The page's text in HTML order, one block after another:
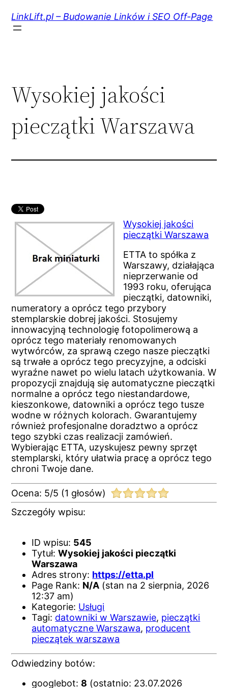
treści
LinkLift.pl – Budowanie Linków i SEO Off-Page
Wysokiej jakości
pieczątki Warszawa
Wysokiej jakości
pieczątki Warszawa
ETTA to spółka z
Warszawy, działająca
nieprzerwanie od
1993 roku, oferująca
pieczątki, datowniki,
numeratory a oprócz tego przybory
stemplarskie dobrej jakości. Stosujemy
innowacyjną technologię fotopolimerową a
oprócz tego materiały renomowanych
wytwórców, za sprawą czego nasze pieczątki
są trwałe a oprócz tego precyzyjne, a odciski
wyraźne nawet po wielu latach użytkowania. W
propozycji znajdują się automatyczne pieczątki
normalne a oprócz tego niestandardowe,
kieszonkowe, datowniki a oprócz tego tusze
wodne w różnych kolorach. Gwarantujemy
również profesjonalne doradztwo a oprócz
tego szybki czas realizacji zamówień.
Wybierając ETTA, uzyskujesz pewny sprzęt
stemplarski, który ułatwia pracę a oprócz tego
chroni Twoje dane.
Ocena: 5/5 (1 głosów)
Szczegóły wpisu:
ID wpisu: 545
Tytuł:Wysokiej jakości pieczątki
Warszawa
Adres strony: https://etta.pl
Page Rank: N/A (stan na 2 sierpnia, 2026
12:37 am)
Kategorie: Usługi
Tagi: datowniki w Warszawie, pieczątki
automatyczne Warszawa, producent
pieczątek warszawa
Odwiedziny botów:
googlebot: 8 (ostatnio: 23.07.2026